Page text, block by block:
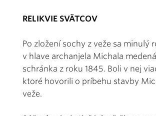
RELIKVIE SVÄTCOV
Po zložení sochy z veže sa minulý
v hlave archanjela Michala
schránka z roku 1845. Boli v nej
ktoré hovorili o príbehu stavby
veže.